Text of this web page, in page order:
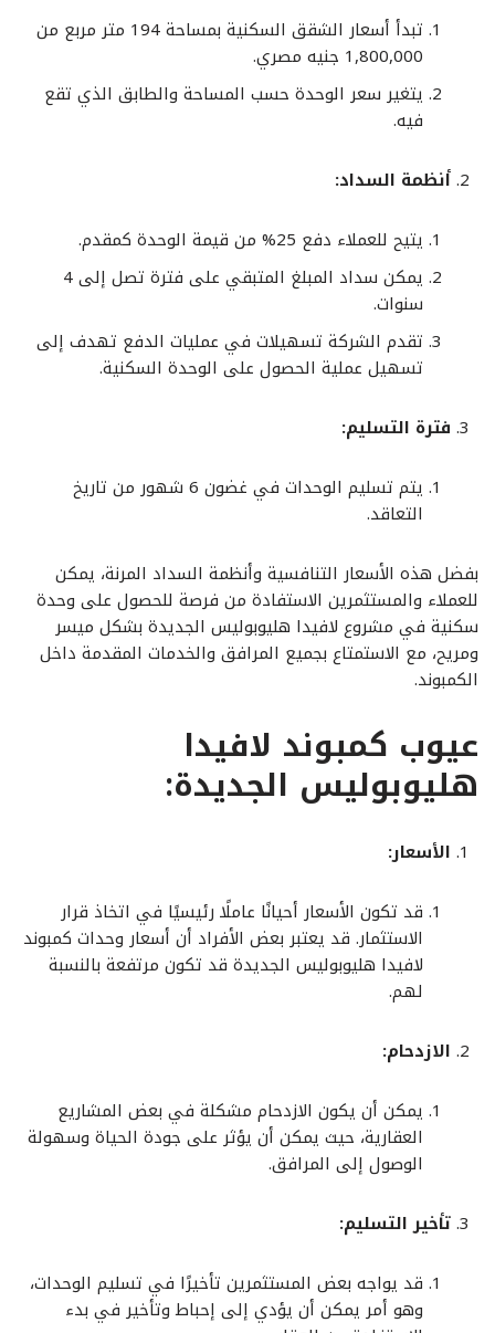
تبدأ أسعار الشقق السكنية بمساحة 194 متر مربع من
1,800,000 جنيه مصري.
يتغير سعر الوحدة حسب المساحة والطابق الذي تقع
فيه.
أنظمة السداد:
يتيح للعملاء دفع 25% من قيمة الوحدة كمقدم.
يمكن سداد المبلغ المتبقي على فترة تصل إلى 4
سنوات.
تقدم الشركة تسهيلات في عمليات الدفع تهدف إلى
تسهيل عملية الحصول على الوحدة السكنية.
فترة التسليم:
يتم تسليم الوحدات في غضون 6 شهور من تاريخ
التعاقد.
بفضل هذه الأسعار التنافسية وأنظمة السداد المرنة، يمكن
للعملاء والمستثمرين الاستفادة من فرصة للحصول على وحدة
سكنية في مشروع لافيدا هليوبوليس الجديدة بشكل ميسر
ومريح، مع الاستمتاع بجميع المرافق والخدمات المقدمة داخل
الكمبوند.
عيوب كمبوند لافيدا
هليوبوليس الجديدة:
الأسعار:
قد تكون الأسعار أحيانًا عاملًا رئيسيًا في اتخاذ قرار
الاستثمار. قد يعتبر بعض الأفراد أن أسعار وحدات كمبوند
لافيدا هليوبوليس الجديدة قد تكون مرتفعة بالنسبة
لهم.
الازدحام:
يمكن أن يكون الازدحام مشكلة في بعض المشاريع
العقارية، حيث يمكن أن يؤثر على جودة الحياة وسهولة
الوصول إلى المرافق.
تأخير التسليم:
قد يواجه بعض المستثمرين تأخيرًا في تسليم الوحدات،
وهو أمر يمكن أن يؤدي إلى إحباط وتأخير في بدء